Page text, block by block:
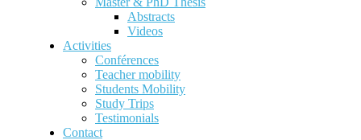
Abstracts
Videos
Activities
Conférences
Teacher mobility
Students Mobility
Study Trips
Testimonials
Contact